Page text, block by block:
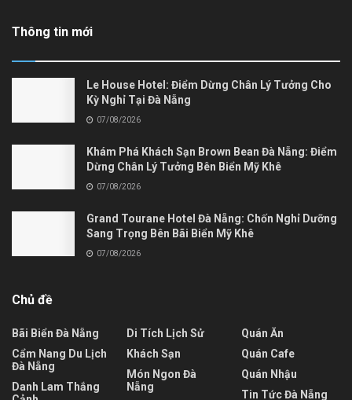
Thông tin mới
Le House Hotel: Điểm Dừng Chân Lý Tưởng Cho
Kỳ Nghỉ Tại Đà Nẵng
07/08/2026
Khám Phá Khách Sạn Brown Bean Đà Nẵng: Điểm
Dừng Chân Lý Tưởng Bên Biển Mỹ Khê
07/08/2026
Grand Tourane Hotel Đà Nẵng: Chốn Nghỉ Dưỡng
Sang Trọng Bên Bãi Biển Mỹ Khê
07/08/2026
Chủ đề
Bãi Biển Đà Nẵng
Cẩm Nang Du Lịch
Đà Nẵng
Danh Lam Thắng
Di Tích Lịch Sử
Khách Sạn
Món Ngon Đà
Nẵng
Quán Ăn
Quán Cafe
Quán Nhậu
Tin Tức Đà Nẵng